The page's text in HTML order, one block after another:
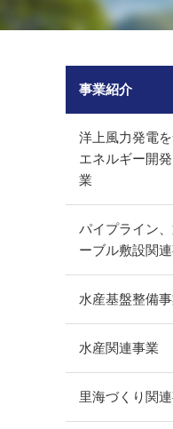
環境コンサルタン
里海づくり関連
海洋環境保全（
シミュレーショ
里海づくり関連
（環境調査、藻
（放射能濃度モ
射性物質分布調
事業紹介
洋上風力発電
エネルギー開
業
パイプライン
ーブル敷設関
水産基盤整備
水産関連事業
里海づくり関